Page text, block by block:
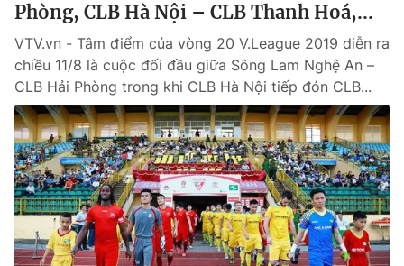
Phòng, CLB Hà Nội – CLB Thanh Hoá,...
VTV.vn - Tâm điểm của vòng 20 V.League 2019 diễn ra
chiều 11/8 là cuộc đối đầu giữa Sông Lam Nghệ An –
CLB Hải Phòng trong khi CLB Hà Nội tiếp đón CLB...